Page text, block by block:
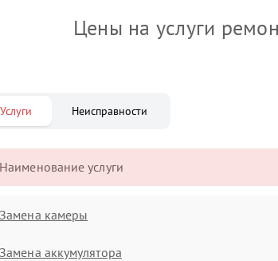
Цены на услуги
Услуги Неисправности
Наименование услуги
Замена камеры
Замена аккумулятора